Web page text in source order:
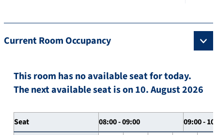
Current Room Occupancy
This room has no available seat for today.
The next available seat is on 10. August 2026
Seat 08:00 - 09:00 09:00 -